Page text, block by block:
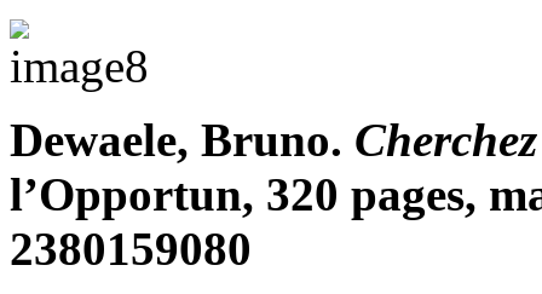
Dewaele, Bruno.
l’Opportun, 320 pages,
2380159080